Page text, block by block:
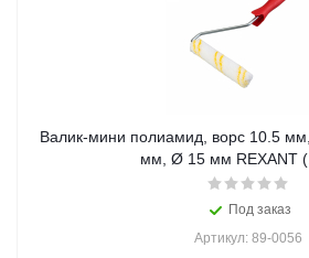
Валик-мини полиамид, ворс 10.5
мм, Ø 15 мм REXANT
Под заказ
Артикул: 89-0056